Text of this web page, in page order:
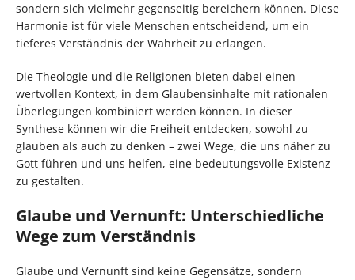
sondern sich vielmehr gegenseitig bereichern können. Diese
Harmonie ist für viele Menschen entscheidend, um ein
tieferes Verständnis der Wahrheit zu erlangen.
Die Theologie und die Religionen bieten dabei einen
wertvollen Kontext, in dem Glaubensinhalte mit rationalen
Überlegungen kombiniert werden können. In dieser
Synthese können wir die Freiheit entdecken, sowohl zu
glauben als auch zu denken – zwei Wege, die uns näher zu
Gott führen und uns helfen, eine bedeutungsvolle Existenz
zu gestalten.
Glaube und Vernunft: Unterschiedliche
Wege zum Verständnis
Glaube und Vernunft sind keine Gegensätze, sondern